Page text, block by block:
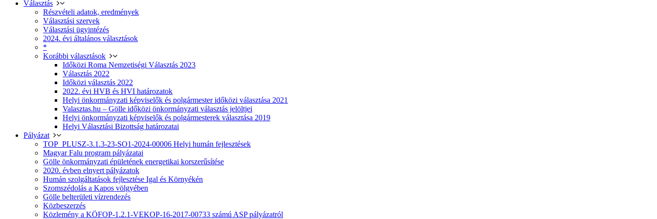
Választás
Részvételi adatok, eredmények
Választási szervek
Választási ügyintézés
2024. évi általános választások
*
Korábbi választások
Időközi Roma Nemzetiségi Választás 2023
Választás 2022
Időközi választás 2022
2022. évi HVB és HVI határozatok
Helyi önkormányzati képviselők és polgármester időközi választása 2021
Valasztas.hu – Gölle időközi önkormányzati választás jelöltjei
Helyi önkormányzati képviselők és polgármesterek választása 2019
Helyi Választási Bizottság határozatai
Pályázat
TOP_PLUSZ-3.1.3-23-SO1-2024-00006 Helyi humán fejlesztések
Magyar Falu program pályázatai
Gölle önkormányzati épületének energetikai korszerűsítése
2020. évben elnyert pályázatok
Humán szolgáltatások fejlesztése Igal és Környékén
Szomszédolás a Kapos völgyében
Gölle belterületi vízrendezés
Közbeszerzés
Közlemény a KÖFOP-1.2.1-VEKOP-16-2017-00733 számú ASP pályázatról